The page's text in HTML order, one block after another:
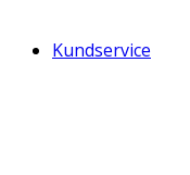
Kundservice